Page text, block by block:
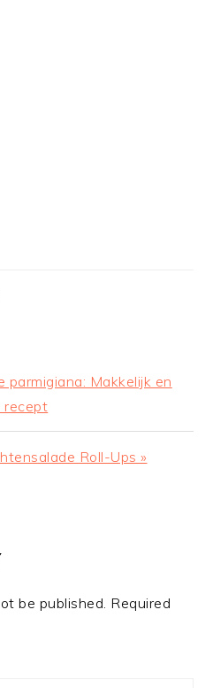
parmigiana: Makkelijk en
recept
Roll-Ups »
be published. Required